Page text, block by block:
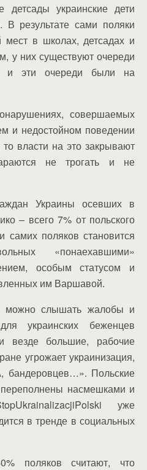
детсады украинские дети
В результате сами поляки
мест в школах, детсадах и
у них существуют очереди
и эти очереди были на
совершаемых
и недостойном поведении
власти на это закрывают
не трогать и не
Украины осевших в
– всего 7% от польского
самих поляков становится
«понаехавшими»
особым статусом и
им Варшавой.
слышать жалобы и
украинских беженцев
везде большие, рабочие
угрожает украинизация,
бандеровцев…». Польские
насмешками и
уже
в тренде в социальных
поляков считают, что